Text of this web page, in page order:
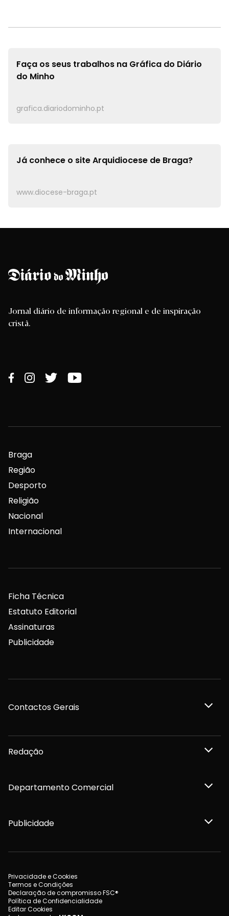
Faça os seus trabalhos na Gráfica do Diário
do Minho
grafica.diariodominho.pt
Já conhece o siteArquidiocese de Braga?
www.diocese-braga.pt
Jornal diário de informação regional e de inspiração
cristã.
Braga
Região
Desporto
Religião
Nacional
Internacional
Ficha Técnica
Estatuto Editorial
Assinaturas
Publicidade
Contactos Gerais
Redação
Departamento Comercial
Publicidade
Privacidade e Cookies
Termos e Condições
Declaração de compromisso FSC®
Política de Confidencialidade
Editar Cookies